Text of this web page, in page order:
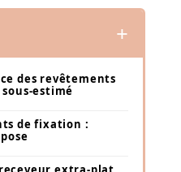
des revêtements
estimé
de fixation :